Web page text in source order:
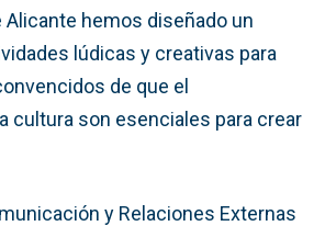
Alicante hemos diseñado un
lúdicas y creativas para
de que el
cultura son esenciales para crear
y Relaciones Externas